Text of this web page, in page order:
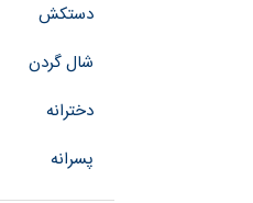
دستکش
شال گردن
دخترانه
پسرانه